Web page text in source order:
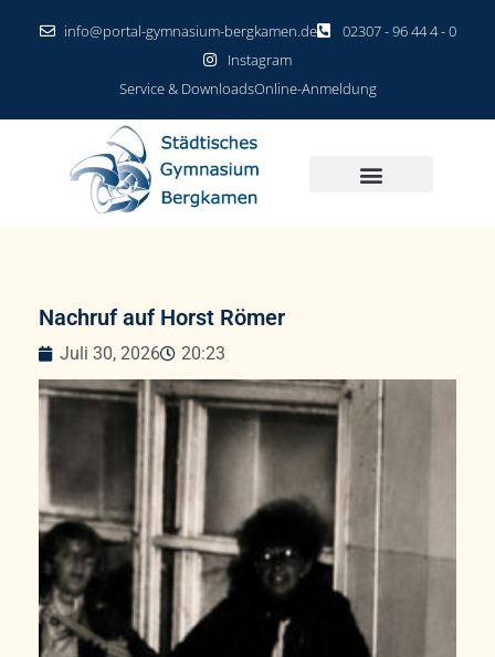
info@portal-gymnasium-bergkamen.de
02307 - 96 44 4 - 0
Instagram
Service & DownloadsOnline-Anmeldung
Nachruf auf Horst Römer
Juli 30, 2026 20:23